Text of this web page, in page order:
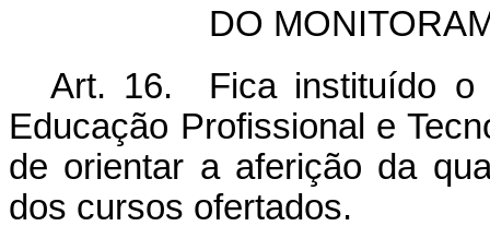
DO
Art. 16. Fica instituído o
Educação Profissional e
de orientar a aferição da
dos cursos ofertados.